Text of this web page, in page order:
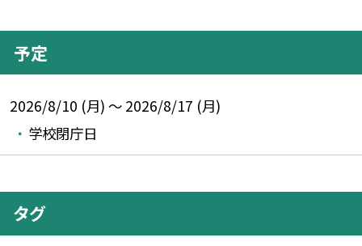
予定
2026/8/10 (月) ～ 2026/8/17 (月)
学校閉庁日
タグ